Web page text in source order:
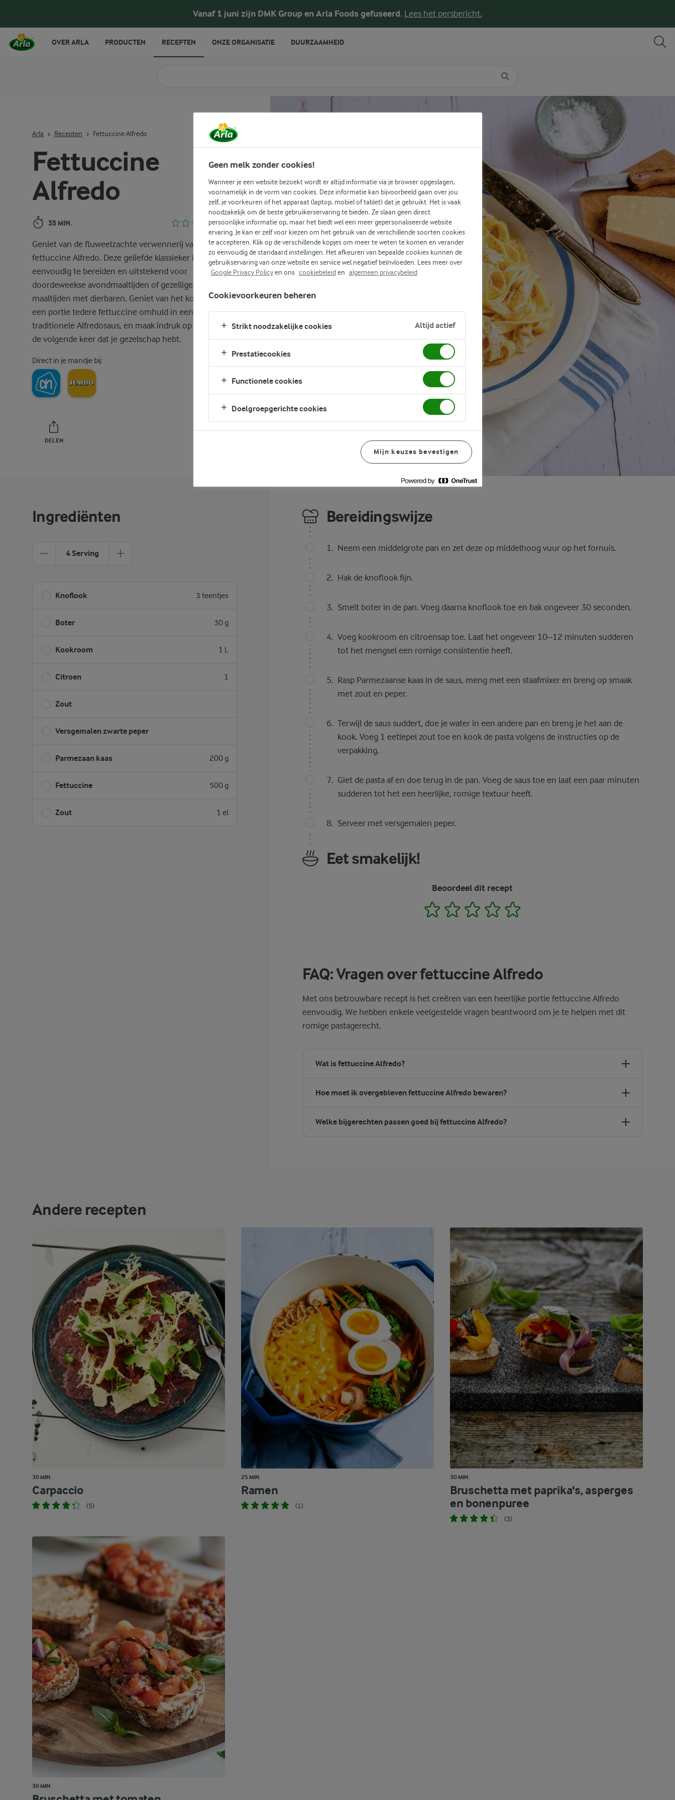
Vanaf 1 juni zijn DMK Group en Arla Foods gefuseerd. Lees het persbericht.
Fettuccine
Alfredo
35 MIN. (0)
Geniet van de fluweelzachte verwennerij van
fettuccine Alfredo. Deze geliefde klassieker is
eenvoudig te bereiden en uitstekend voor
doordeweekse avondmaaltijden of gezellige troostrijke
maaltijden met dierbaren. Geniet van het koken van
een portie tedere fettuccine omhuld in een
traditionele Alfredosaus, en maak indruk op je gasten
de volgende keer dat je gezelschap hebt.
Direct in je mandje bij:
DELEN
Arla Recepten Fettuccine Alfredo
Ingrediënten
4 Serving
Knoflook 3 teentjes
Boter 30 g
Kookroom 1 L
Citroen 1
Zout
Versgemalen zwarte peper
Parmezaan kaas 200 g
Fettuccine 500 g
Zout 1 el
Bereidingswijze
Neem een middelgrote pan en zet deze op middelhoog vuur op het fornuis.
Hak de knoflook fijn.
Smelt boter in de pan. Voeg daarna knoflook toe en bak ongeveer 30 seconden.
Voeg kookroom en citroensap toe. Laat het ongeveer 10–12 minuten sudderen
tot het mengsel een romige consistentie heeft.
Rasp Parmezaanse kaas in de saus, meng met een staafmixer en breng op smaak
met zout en peper.
Terwijl de saus suddert, doe je water in een andere pan en breng je het aan de
kook. Voeg 1 eetlepel zout toe en kook de pasta volgens de instructies op de
verpakking.
Giet de pasta af en doe terug in de pan. Voeg de saus toe en laat een paar minuten
sudderen tot het een heerlijke, romige textuur heeft.
Serveer met versgemalen peper.
Eet smakelijk!
Beoordeel dit recept
1 2 3 4
FAQ: Vragen over fettuccine Alfredo
Met ons betrouwbare recept is het creëren van een heerlijke portie fettuccine Alfredo
eenvoudig. We hebben enkele veelgestelde vragen beantwoord om je te helpen met dit
romige pastagerecht.
Wat is fettuccine Alfredo?
Hoe moet ik overgebleven fettuccine Alfredo bewaren?
Welke bijgerechten passen goed bij fettuccine Alfredo?
Andere recepten
30 MIN.
Carpaccio
(5)
25 MIN.
Ramen
(1)
30 MIN.
Bruschetta met paprika's, asperges
en bonenpuree
(3)
30 MIN.
OVER ARLA PRODUCTEN RECEPTEN ONZE ORGANISATIE DUURZAAMHEID
Geen melk zonder cookies!
Wanneer je een website bezoekt wordt er altijd informatie via je browser opgeslagen,
voornamelijk in de vorm van cookies. Deze informatie kan bijvoorbeeld gaan over jou
zelf, je voorkeuren of het apparaat (laptop, mobiel of tablet) dat je gebruikt. Het is vaak
noodzakelijk om de beste gebruikerservaring te bieden. Ze slaan geen direct
persoonlijke informatie op, maar het biedt wel een meer gepersonaliseerde website
ervaring. Je kan er zelf voor kiezen om het gebruik van de verschillende soorten cookies
te accepteren. Klik op de verschillende kopjes om meer te weten te komen en verander
zo eenvoudig de standaard instellingen. Het afkeuren van bepaalde cookies kunnen de
gebruikservaring van onze website en service wel negatief beïnvloeden. Lees meer over
Google Privacy Policyen ons cookiebeleiden algemeen privacybeleid
Cookievoorkeuren beheren
Strikt noodzakelijke cookies Altijd actief
Prestatiecookies
Functionele cookies
Doelgroepgerichte cookies
Mijn keuzes bevestigen